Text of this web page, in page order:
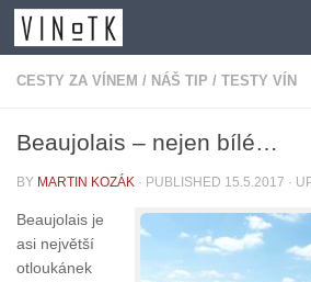
Skip to content
CESTY ZA VÍNEM / NÁŠ TIP / TESTY VÍN
Beaujolais – nejen bílé…
BY MARTIN KOZÁK · PUBLISHED 15.5.2017 ·
Beaujolais je
asi největší
otloukánek